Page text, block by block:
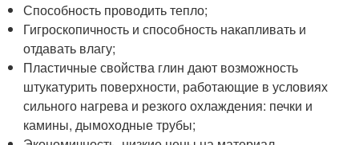
Способность проводить тепло;
Гигроскопичность и способность накапливать и
отдавать влагу;
Пластичные свойства глин дают возможность
штукатурить поверхности, работающие в условиях
сильного нагрева и резкого охлаждения: печки и
камины, дымоходные трубы;